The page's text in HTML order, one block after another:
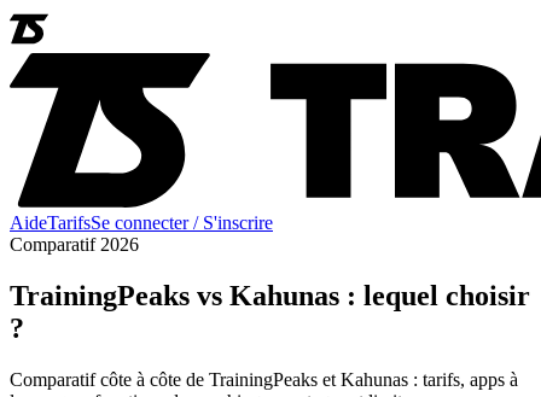
AideTarifsSe connecter / S'inscrire
Comparatif 2026
TrainingPeaks vs Kahunas : lequel choisir
?
Comparatif côte à côte de TrainingPeaks et Kahunas : tarifs, apps à